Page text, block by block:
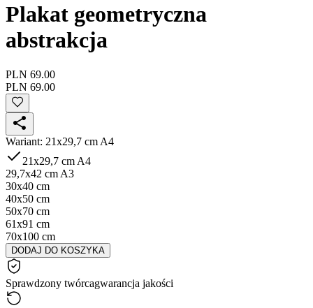
Plakat geometryczna
abstrakcja
PLN 69.00
PLN 69.00
Wariant: 21x29,7 cm A4
21x29,7 cm A4
29,7x42 cm A3
30x40 cm
40x50 cm
50x70 cm
61x91 cm
70x100 cm
DODAJ DO KOSZYKA
Sprawdzony twórcagwarancja jakości